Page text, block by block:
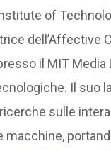
of
dell’Affective
il MIT Media
Il suo
ricerche sulle
macchine,